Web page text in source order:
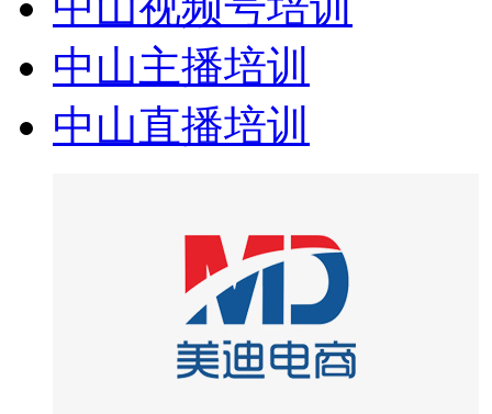
中山主播培训
中山直播培训